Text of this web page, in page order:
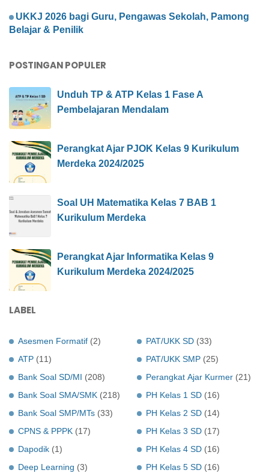
UKKJ 2026 bagi Guru, Pengawas Sekolah, Pamong
Belajar & Penilik
POSTINGAN POPULER
Unduh TP & ATP Kelas 1 Fase A
Pembelajaran Mendalam
Perangkat Ajar PJOK Kelas 9 Kurikulum
Merdeka 2024/2025
Soal UH Matematika Kelas 7 BAB 1
Kurikulum Merdeka
Perangkat Ajar Informatika Kelas 9
Kurikulum Merdeka 2024/2025
LABEL
Asesmen Formatif (2)
ATP (11)
Bank Soal SD/MI (208)
Bank Soal SMA/SMK (218)
Bank Soal SMP/MTs (33)
CPNS & PPPK (17)
Dapodik (1)
Deep Learning (3)
PAT/UKK SD (33)
PAT/UKK SMP (25)
Perangkat Ajar Kurmer (21)
PH Kelas 1 SD (16)
PH Kelas 2 SD (14)
PH Kelas 3 SD (17)
PH Kelas 4 SD (16)
PH Kelas 5 SD (16)